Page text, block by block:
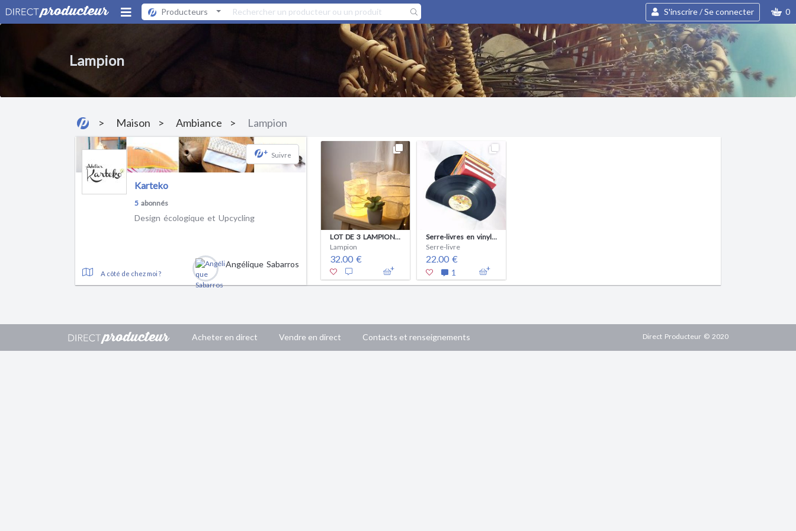
Producteurs S'inscrire / Se connecter 0
Lampion
Maison Ambiance Lampion
+ Suivre
Karteko
5 abonnés
Design écologique et Upcycling
A côté de chez moi ?
Angélique Sabarros
LOT DE 3 LAMPIONS EN PAPIER
Lampion
32.00 €
Serre-livres en vinyle recyclé
Serre-livre
22.00 €
1
Acheter en direct Vendre en direct Contacts et renseignements Direct Producteur © 2020